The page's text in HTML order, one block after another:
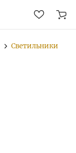
Светильники